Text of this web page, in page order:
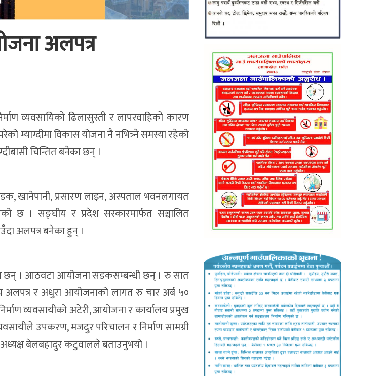
अलपत्र
व्यवसायिको ढिलासुस्ती र लापरवाहिको कारण
म्याग्दीमा विकास योजना नै नभित्र्ने समस्या रहेको
चिन्तित बनेका छन् ।
खानेपानी, प्रसारण लाइन, अस्पताल भवनलगायत
छ । सङ्घीय र प्रदेश सरकारमार्फत सञ्चालित
अलपत्र बनेका हुन् ।
छन् । आठवटा आयोजना सडकसम्बन्धी छन् । रु सात
र अधुरा आयोजनाको लागत रु चार अर्ब ५०
व्यवसायीको अटेरी, आयोजना र कार्यालय प्रमुख
उपकरण, मजदुर परिचालन र निर्माण सामग्री
बेलबहादुर कटुवालले बताउनुभयो ।